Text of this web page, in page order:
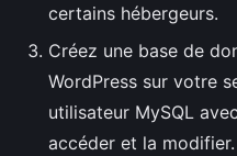
certains hébergeurs.
Créez une base de
WordPress sur votre
utilisateur MySQL
accéder et la modifier.